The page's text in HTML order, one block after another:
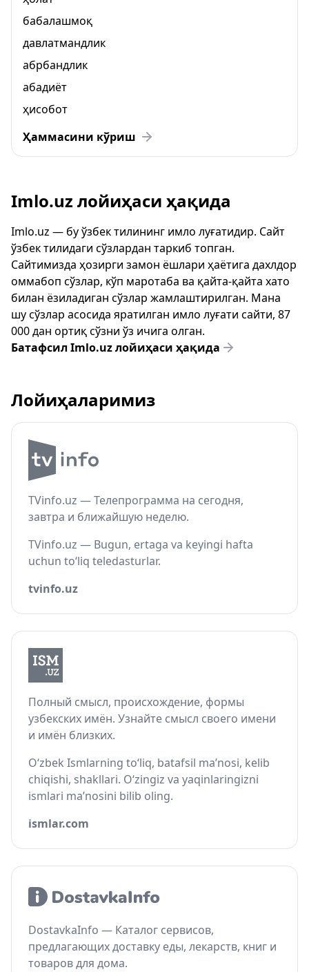
бабалашмоқ
давлатмандлик
абрбандлик
абадиёт
ҳисобот
Ҳаммасини кўриш
Imlo.uz лойиҳаси ҳақида
Imlo.uz — бу ўзбек тилининг имло луғатидир. Сайт
ўзбек тилидаги сўзлардан таркиб топган.
Сайтимизда ҳозирги замон ёшлари ҳаётига дахлдор
оммабоп сўзлар, кўп маротаба ва қайта-қайта хато
билан ёзиладиган сўзлар жамлаштирилган. Мана
шу сўзлар асосида яратилган имло луғати сайти, 87
000 дан ортиқ сўзни ўз ичига олган.
Батафсил Imlo.uz лойиҳаси ҳақида
Лойиҳаларимиз
TVinfo.uz — Телепрограмма на сегодня,
завтра и ближайшую неделю.
TVinfo.uz — Bugun, ertaga va keyingi hafta
uchun to‘liq teledasturlar.
tvinfo.uz
Полный смысл, происхождение, формы
узбекских имён. Узнайте смысл своего имени
и имён близких.
O‘zbek Ismlarning to‘liq, batafsil ma’nosi, kelib
chiqishi, shakllari. O‘zingiz va yaqinlaringizni
ismlari ma’nosini bilib oling.
ismlar.com
DostavkaInfo — Каталог сервисов,
предлагающих доставку еды, лекарств, книг и
товаров для дома.